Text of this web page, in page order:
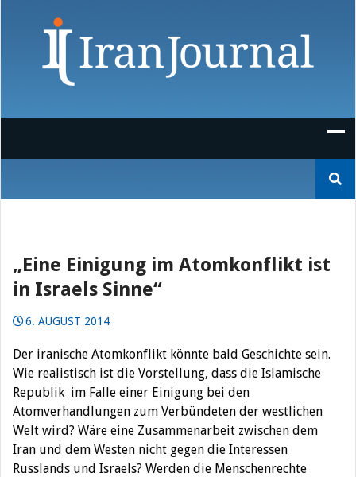
nach:
„Eine Einigung im Atomkonflikt ist
in Israels Sinne“
6. AUGUST 2014
Der iranische Atomkonflikt könnte bald Geschichte sein.
Wie realistisch ist die Vorstellung, dass die Islamische
Republik im Falle einer Einigung bei den
Atomverhandlungen zum Verbündeten der westlichen
Welt wird? Wäre eine Zusammenarbeit zwischen dem
Iran und dem Westen nicht gegen die Interessen
Russlands und Israels? Werden die Menschenrechte